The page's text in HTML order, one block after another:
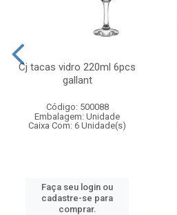
Cj tacas vidro 220ml 6pcs
gallant
Código: 500088
Embalagem: Unidade
Caixa Com: 6 Unidade(s)
Faça seu login ou
cadastre-se para
comprar.